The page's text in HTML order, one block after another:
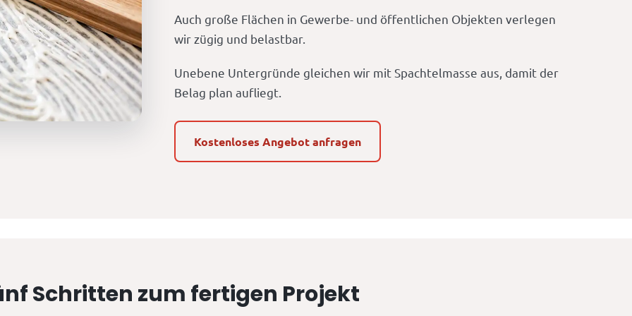
Auch große Flächen in Gewerbe- und öffentlichen Objekten verlegen
wir zügig und belastbar.
Unebene Untergründe gleichen wir mit Spachtelmasse aus, damit der
Belag plan aufliegt.
Kostenloses Angebot anfragen
Schritten zum fertigen Projekt